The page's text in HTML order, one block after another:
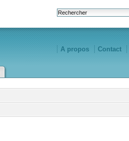
A propos Contact